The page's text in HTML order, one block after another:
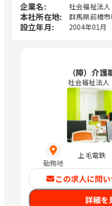
企業名: 社会福祉法
本社所在地: 群馬県前橋
設立年月: 2004年01月
（障）介護
社会福祉法
勤務地
上毛電
この求人に問い
詳細を